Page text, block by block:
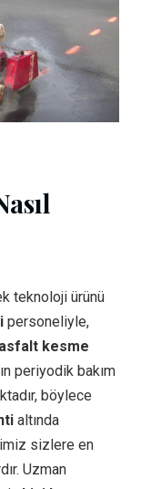
teknoloji ürünü
personeliyle,
kesme
periyodik bakım
böylece
altında
sizlere en
Uzman